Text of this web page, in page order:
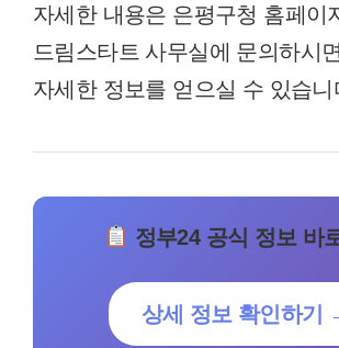
자세한 내용은 은평구청 홈페이
드림스타트 사무실에 문의하시
자세한 정보를 얻으실 수 있습니
정부24 공식 정보 바
상세 정보 확인하기